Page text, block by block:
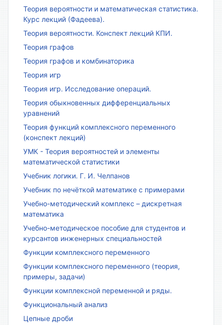
Теория вероятности и математическая статистика.
Курс лекций (Фадеева).
Теория вероятности. Конспект лекций КПИ.
Теория графов
Теория графов и комбинаторика
Теория игр
Теория игр. Исследование операций.
Теория обыкновенных дифференциальных
уравнений
Теория функций комплексного переменного
(конспект лекций)
УМК - Теория вероятностей и элементы
математической статистики
Учебник логики. Г. И. Челпанов
Учебник по нечёткой математике с примерами
Учебно-методический комплекс – дискретная
математика
Учебно-методическое пособие для студентов и
курсантов инженерных специальностей
Функции комплексного переменного
Функции комплексного переменного (теория,
примеры, задачи)
Функции комплексной переменной и ряды.
Функциональный анализ
Цепные дроби